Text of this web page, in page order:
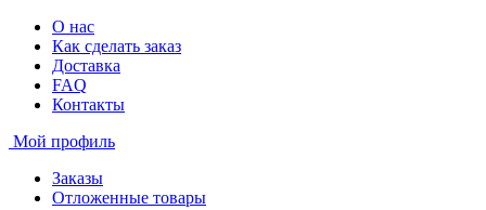
О нас
Как сделать заказ
Доставка
FAQ
Контакты
Мой профиль
Заказы
Отложенные товары